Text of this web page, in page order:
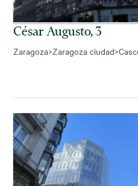
César Augusto, 3
Zaragoza>Zaragoza ciudad>